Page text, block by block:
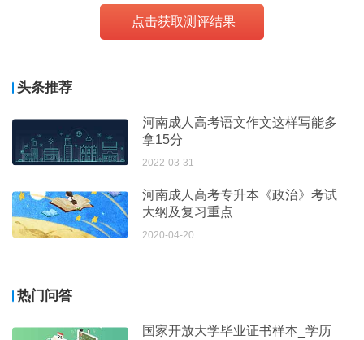
头条推荐
河南成人高考语文作文这样写能多
拿15分
2022-03-31
河南成人高考专升本《政治》考试
大纲及复习重点
2020-04-20
热门问答
国家开放大学毕业证书样本_学历